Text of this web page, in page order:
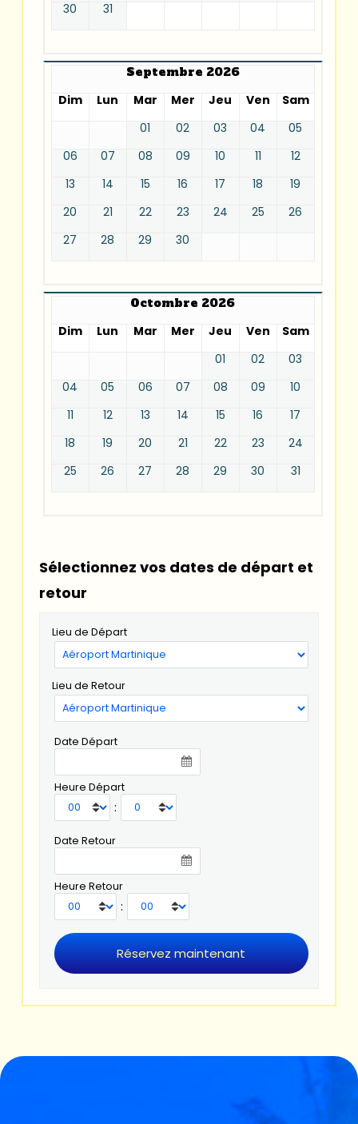
30
31
Septembre 2026
Dim
Lun Mar Mer Jeu Ven
Sam
01
02 03 04
05
06
07 08 09 10 11
12
13
14 15 16 17 18
19
20
21 22 23 24 25
26
27
28 29 30
Octombre 2026
Dim
Lun Mar Mer Jeu Ven
Sam
01
02
03
04
05 06 07 08 09
10
11
12 13 14 15 16
17
18
19 20 21 22 23
24
25
26 27 28 29 30 31
Sélectionnez vos dates de départ et
retour
Lieu de Départ
Lieu de Retour
Date Départ
Heure Départ
:
Date Retour
Heure Retour
: